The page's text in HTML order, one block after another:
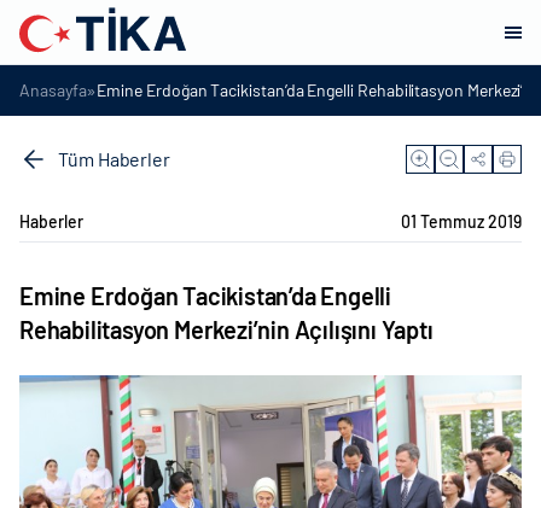
Anasayfa»Emine Erdoğan Tacikistan’da Engelli Rehabilitasyon Merkezi’nin
Tüm Haberler
Haberler 01 Temmuz 2019
Emine Erdoğan Tacikistan’da Engelli
Rehabilitasyon Merkezi’nin Açılışını Yaptı